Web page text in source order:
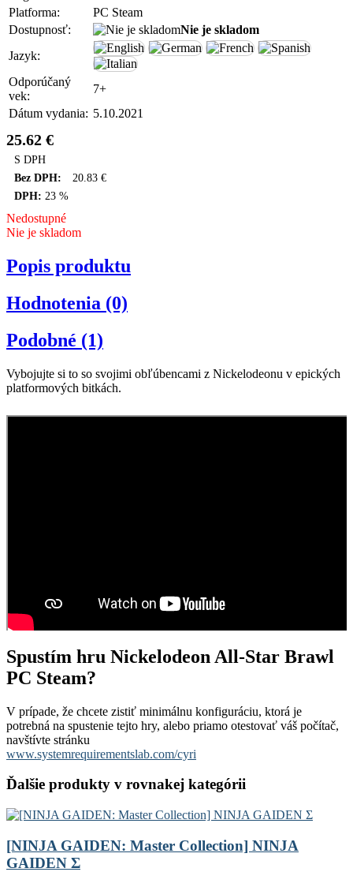
Platforma:
PC Steam
Dostupnosť:
Nie je skladom
Jazyk:
Odporúčaný
vek:
7+
Dátum vydania: 5.10.2021
25.62 €
S DPH
Bez DPH:
20.83 €
DPH: 23 %
Nedostupné
Nie je skladom
Popis produktu
Hodnotenia (0)
Podobné (1)
Vybojujte si to so svojimi obľúbencami z Nickelodeonu v epických
platformových bitkách.
Spustím hru Nickelodeon All-Star Brawl
PC Steam?
V prípade, že chcete zistiť minimálnu konfiguráciu, ktorá je
potrebná na spustenie tejto hry, alebo priamo otestovať váš počítač,
navštívte stránku
www.systemrequirementslab.com/cyri
Ďalšie produkty v rovnakej kategórii
[NINJA GAIDEN: Master Collection] NINJA
GAIDEN Σ